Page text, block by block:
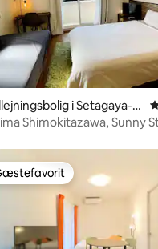
bedømmelse,
i Setagaya-k
Shimokitazawa, Sunny